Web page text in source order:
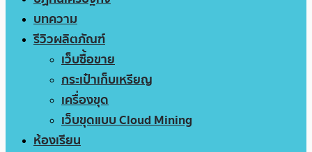
บทความ
รีวิวผลิตภัณฑ์
เว็บซื้อขาย
กระเป๋าเก็บเหรียญ
เครื่องขุด
เว็บขุดแบบ Cloud Mining
ห้องเรียน